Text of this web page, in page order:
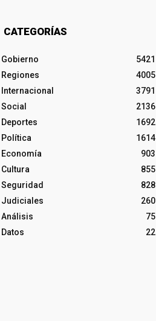
CATEGORÍAS
Gobierno
5421
Regiones
4005
Internacional
3791
Social
2136
Deportes
1692
Política
1614
Economía
903
Cultura
855
Seguridad
828
Judiciales
260
Análisis
75
Datos
22